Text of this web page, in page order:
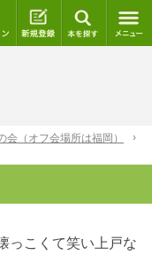
ログイン 新規登録
（オフ会場所は福岡）
っこくて笑い上戸な